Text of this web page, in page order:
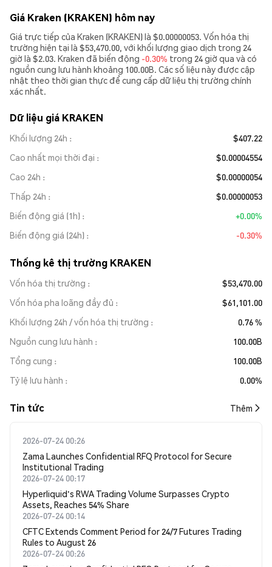
Giá Kraken (KRAKEN) hôm nay
Giá trực tiếp của Kraken (KRAKEN) là $0.00000053. Vốn hóa thị
trường hiện tại là $53,470.00, với khối lượng giao dịch trong 24
giờ là $2.03. Kraken đã biến động -0.30% trong 24 giờ qua và có
nguồn cung lưu hành khoảng 100.00B. Các số liệu này được cập
nhật theo thời gian thực để cung cấp dữ liệu thị trường chính
xác nhất.
Dữ liệu giá KRAKEN
Khối lượng 24h
$407.22
Cao nhất mọi thời đại
$0.00004554
Cao 24h
$0.00000054
Thấp 24h
$0.00000053
Biến động giá (1h)
+0.00%
Biến động giá (24h)
-0.30%
Thống kê thị trường KRAKEN
Vốn hóa thị trường
$53,470.00
Vốn hóa pha loãng đầy đủ
$61,101.00
Khối lượng 24h / vốn hóa thị trường
0.76 %
Nguồn cung lưu hành
100.00B
Tổng cung
100.00B
Tỷ lệ lưu hành
0.00%
Tin tức Thêm
2026-07-24 00:26
Zama Launches Confidential RFQ Protocol for Secure
Institutional Trading
2026-07-24 00:17
Hyperliquid's RWA Trading Volume Surpasses Crypto
Assets, Reaches 54% Share
2026-07-24 00:14
CFTC Extends Comment Period for 24/7 Futures Trading
Rules to August 26
2026-07-24 00:26